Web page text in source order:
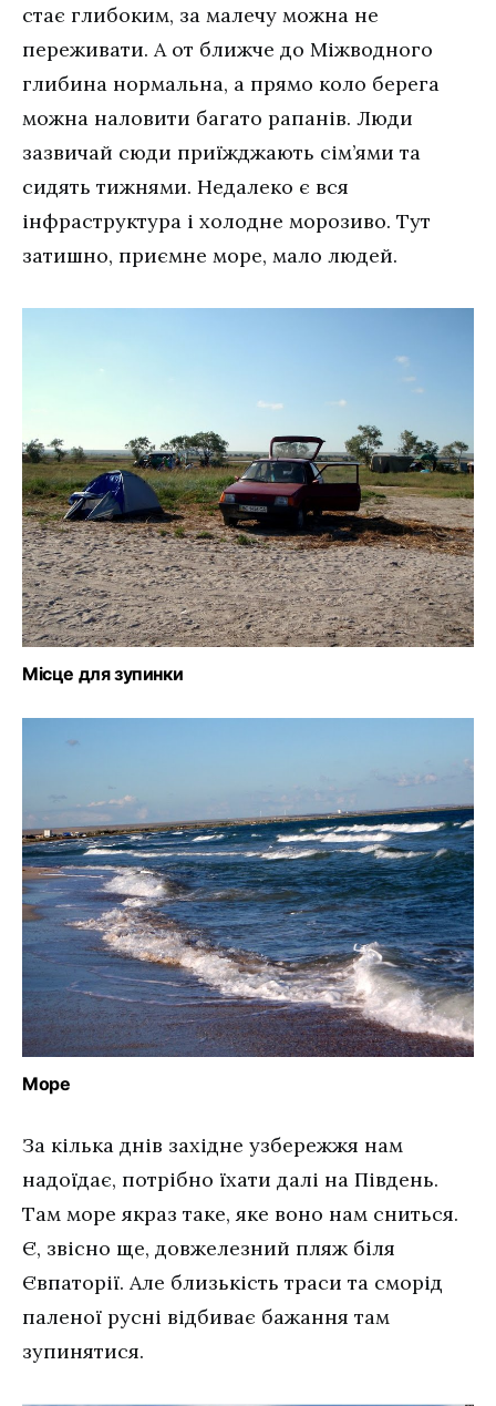
стає глибоким, за малечу можна не
переживати. А от ближче до Міжводного
глибина нормальна, а прямо коло берега
можна наловити багато рапанів. Люди
зазвичай сюди приїжджають сім’ями та
сидять тижнями. Недалеко є вся
інфраструктура і холодне морозиво. Тут
затишно, приємне море, мало людей.
Місце для зупинки
Море
За кілька днів західне узбережжя нам
надоїдає, потрібно їхати далі на Південь.
Там море якраз таке, яке воно нам сниться.
Є, звісно ще, довжелезний пляж біля
Євпаторії. Але близькість траси та сморід
паленої русні відбиває бажання там
зупинятися.